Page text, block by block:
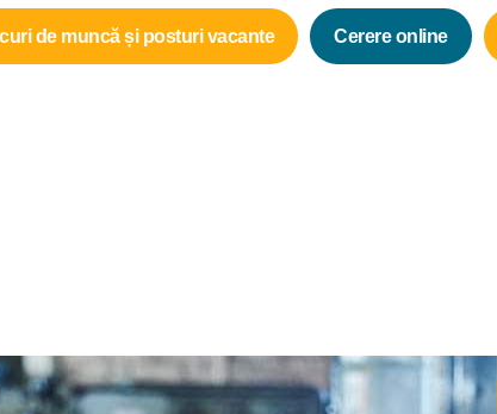
de muncă și posturi vacante Cerere online